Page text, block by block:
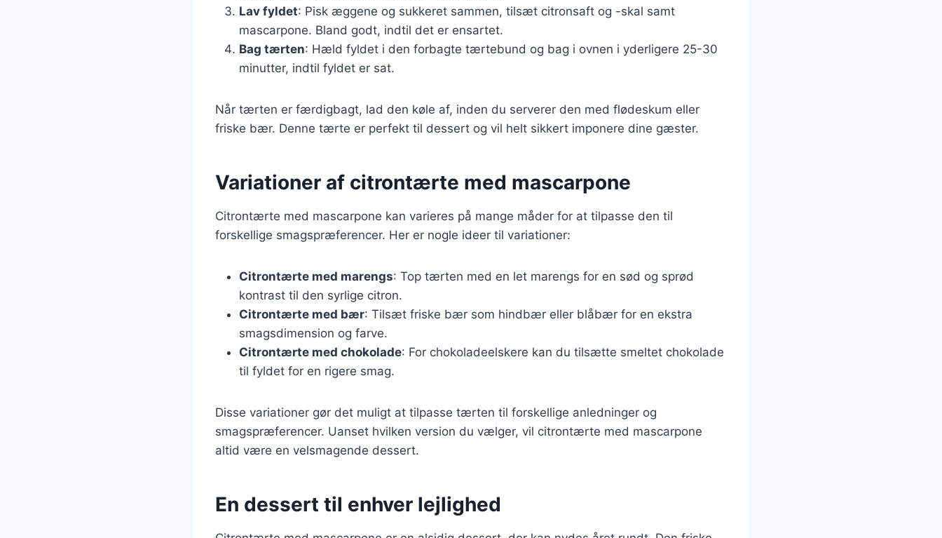
Lav fyldet: Pisk æggene og sukkeret sammen, tilsæt citronsaft og -skal samt
mascarpone. Bland godt, indtil det er ensartet.
Bag tærten: Hæld fyldet i den forbagte tærtebund og bag i ovnen i yderligere 25-30
minutter, indtil fyldet er sat.
Når tærten er færdigbagt, lad den køle af, inden du serverer den med flødeskum eller
friske bær. Denne tærte er perfekt til dessert og vil helt sikkert imponere dine gæster.
Variationer af citrontærte med mascarpone
Citrontærte med mascarpone kan varieres på mange måder for at tilpasse den til
forskellige smagspræferencer. Her er nogle ideer til variationer:
Citrontærte med marengs: Top tærten med en let marengs for en sød og sprød
kontrast til den syrlige citron.
Citrontærte med bær: Tilsæt friske bær som hindbær eller blåbær for en ekstra
smagsdimension og farve.
Citrontærte med chokolade: For chokoladeelskere kan du tilsætte smeltet chokolade
til fyldet for en rigere smag.
Disse variationer gør det muligt at tilpasse tærten til forskellige anledninger og
smagspræferencer. Uanset hvilken version du vælger, vil citrontærte med mascarpone
altid være en velsmagende dessert.
En dessert til enhver lejlighed